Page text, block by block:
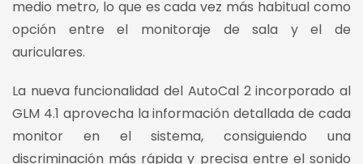
medio metro, lo que es cada vez más habitual como
opción entre el monitoraje de sala y el de
auriculares.
La nueva funcionalidad del AutoCal 2 incorporado al
GLM 4.1 aprovecha la información detallada de cada
monitor en el sistema, consiguiendo una
discriminación más rápida y precisa entre el sonido